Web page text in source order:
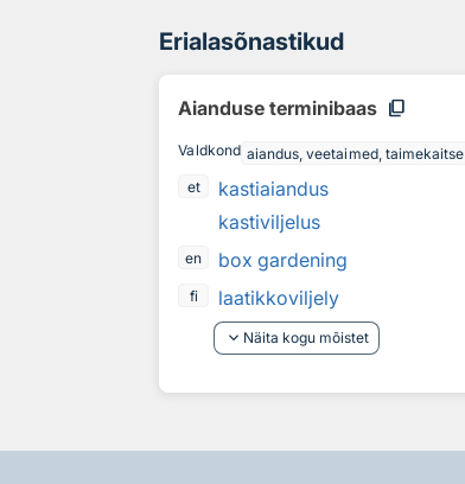
Erialasõnastikud
Aianduse terminibaas content_copy
Valdkond aiandus, veetaimed, taimekaitse
et
kastiaiandus
kastiviljelus
en box gardening
fi
laatikkoviljely
keyboard_arrow_down Näita kogu mõistet